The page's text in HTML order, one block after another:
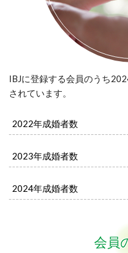
IBJに登録する会員のうち
されています。
2022年成婚者数
2023年成婚者数
2024年成婚者数
会員